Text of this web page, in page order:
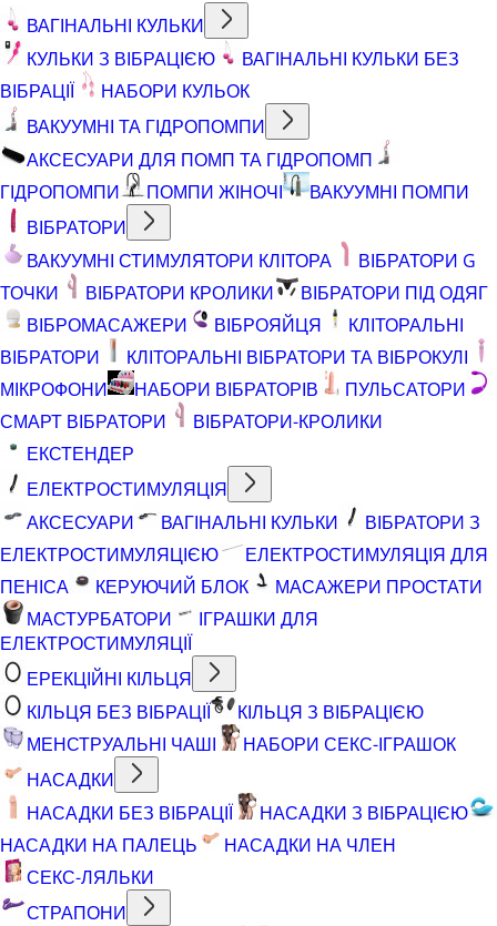
ВАГІНАЛЬНІ КУЛЬКИ
КУЛЬКИ З ВІБРАЦІЄЮ
ВАГІНАЛЬНІ КУЛЬКИ БЕЗ
ВІБРАЦІЇ
НАБОРИ КУЛЬОК
ВАКУУМНІ ТА ГІДРОПОМПИ
АКСЕСУАРИ ДЛЯ ПОМП ТА ГІДРОПОМП
ГІДРОПОМПИ
ПОМПИ ЖІНОЧІ
ВАКУУМНІ ПОМПИ
ВІБРАТОРИ
ВАКУУМНІ СТИМУЛЯТОРИ КЛІТОРА
ВІБРАТОРИ G
ТОЧКИ
ВІБРАТОРИ КРОЛИКИ
ВІБРАТОРИ ПІД ОДЯГ
ВІБРОМАСАЖЕРИ
ВІБРОЯЙЦЯ
КЛІТОРАЛЬНІ
ВІБРАТОРИ
КЛІТОРАЛЬНІ ВІБРАТОРИ ТА ВІБРОКУЛІ
МІКРОФОНИ
НАБОРИ ВІБРАТОРІВ
ПУЛЬСАТОРИ
СМАРТ ВІБРАТОРИ
ВІБРАТОРИ-КРОЛИКИ
ЕКСТЕНДЕР
ЕЛЕКТРОСТИМУЛЯЦІЯ
АКСЕСУАРИ
ВАГІНАЛЬНІ КУЛЬКИ
ВІБРАТОРИ З
ЕЛЕКТРОСТИМУЛЯЦІЄЮ
ЕЛЕКТРОСТИМУЛЯЦІЯ ДЛЯ
ПЕНІСА
КЕРУЮЧИЙ БЛОК
МАСАЖЕРИ ПРОСТАТИ
МАСТУРБАТОРИ
ІГРАШКИ ДЛЯ
ЕЛЕКТРОСТИМУЛЯЦІЇ
ЕРЕКЦІЙНІ КІЛЬЦЯ
КІЛЬЦЯ БЕЗ ВІБРАЦІЇ
КІЛЬЦЯ З ВІБРАЦІЄЮ
МЕНСТРУАЛЬНІ ЧАШІ
НАБОРИ СЕКС-ІГРАШОК
НАСАДКИ
НАСАДКИ БЕЗ ВІБРАЦІЇ
НАСАДКИ З ВІБРАЦІЄЮ
НАСАДКИ НА ПАЛЕЦЬ
НАСАДКИ НА ЧЛЕН
СЕКС-ЛЯЛЬКИ
СТРАПОНИ